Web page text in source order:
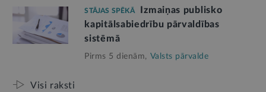
STĀJAS SPĒKĀ
Izmaiņas publisko
kapitālsabiedrību pārvaldības
sistēmā
Pirms 5 dienām, Valsts pārvalde
Visi raksti